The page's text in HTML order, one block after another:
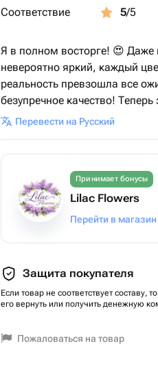
Соответствие
5/5
Я в полном восторге! 😍 Даже
невероятно яркий, каждый
реальность превзошла все
безупречное качество!
Перевести на Русский
Принимает бонусы
Lilac Flowers
Перейти в магазин
Защита покупателя
Если товар не соответствует составу,
его вернуть или получить денежную
Пожаловаться на товар